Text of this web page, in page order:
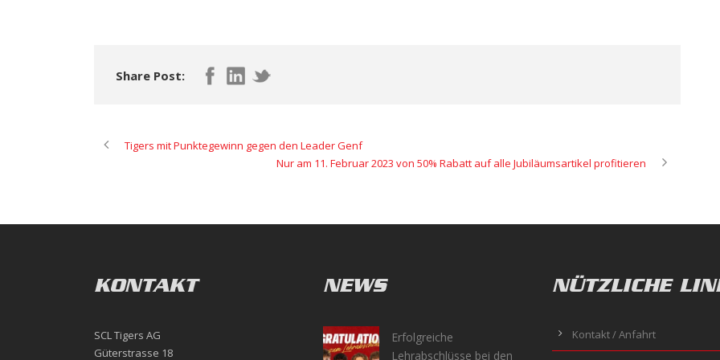
Share Post:
Tigers mit Punktegewinn gegen den Leader Genf
Nur am 11. Februar 2023 von 50% Rabatt auf alle Jubiläumsartikel profitieren
KONTAKT
SCL Tigers AG
Güterstrasse 18
NEWS
Erfolgreiche
Lehrabschlüsse bei den
NÜTZLICHE
Kontakt / Anfahrt